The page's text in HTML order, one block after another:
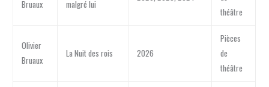
Bruaux
malgré lui
théâtre
Olivier
Bruaux
La Nuit des rois 2026
Pièces
de
théâtre